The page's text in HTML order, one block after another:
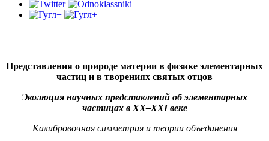
Представления о природе материи в физике элементарных
частиц и в творениях святых отцов
Эволюция научных представлений об элементарных
частицах в XX–XXI веке
Калибровочная симметрия и теории объединения